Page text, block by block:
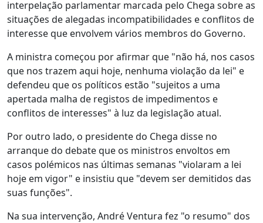
interpelação parlamentar marcada pelo Chega sobre as
situações de alegadas incompatibilidades e conflitos de
interesse que envolvem vários membros do Governo.
A ministra começou por afirmar que "não há, nos casos
que nos trazem aqui hoje, nenhuma violação da lei" e
defendeu que os políticos estão "sujeitos a uma
apertada malha de registos de impedimentos e
conflitos de interesses" à luz da legislação atual.
Por outro lado, o presidente do Chega disse no
arranque do debate que os ministros envoltos em
casos polémicos nas últimas semanas "violaram a lei
hoje em vigor" e insistiu que "devem ser demitidos das
suas funções".
Na sua intervenção, André Ventura fez "o resumo" dos